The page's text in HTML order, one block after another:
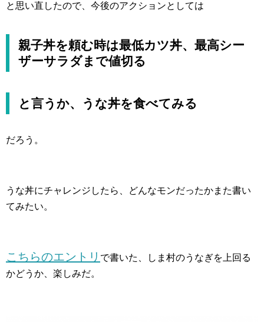
と思い直したので、今後のアクションとしては
親子丼を頼む時は最低カツ丼、最高シー
ザーサラダまで値切る
と言うか、うな丼を食べてみる
だろう。
うな丼にチャレンジしたら、どんなモンだったかまた書い
てみたい。
こちらのエントリ で書いた、しま村のうなぎを上回る
かどうか、楽しみだ。